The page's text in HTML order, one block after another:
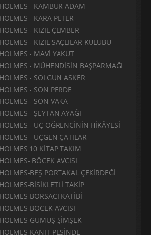
- KAMBUR ADAM
- KARA PETER
- KIZIL ÇEMBER
- KIZIL SAÇLILAR KULÜBÜ
- MAVİ YAKUT
- MÜHENDİSİN BAŞPARMAĞI
- SOLGUN ASKER
- SON PERDE
- SON VAKA
- ŞEYTAN AYAĞI
- ÜÇ ÖĞRENCİNİN HİKÂYESİ
- ÜÇGEN ÇATILAR
10 KİTAP TAKIM
BÖCEK AVCISI
BEŞ PORTAKAL ÇEKİRDEĞİ
BİSİKLETLİ TAKİP
BORSACI KATİBİ
BÖCEK AVCISI
GÜMÜŞ ŞİMŞEK
KANIT PEŞİNDE